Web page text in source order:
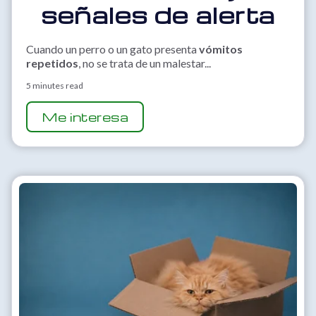
señales de alerta
Cuando un perro o un gato presentavómitos
repetidos, no se trata de un malestar...
5 minutes read
Me interesa